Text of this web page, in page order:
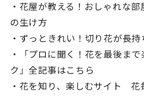
花屋が教える！おしゃれな
の生け方
ずっときれい！切り花が長
「プロに聞く！花を最後ま
ク」全記事はこちら
花を知り、楽しむサイト花